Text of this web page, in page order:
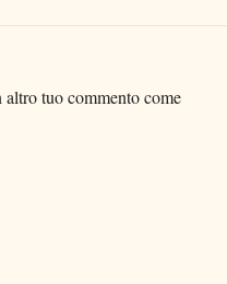
tuo commento come